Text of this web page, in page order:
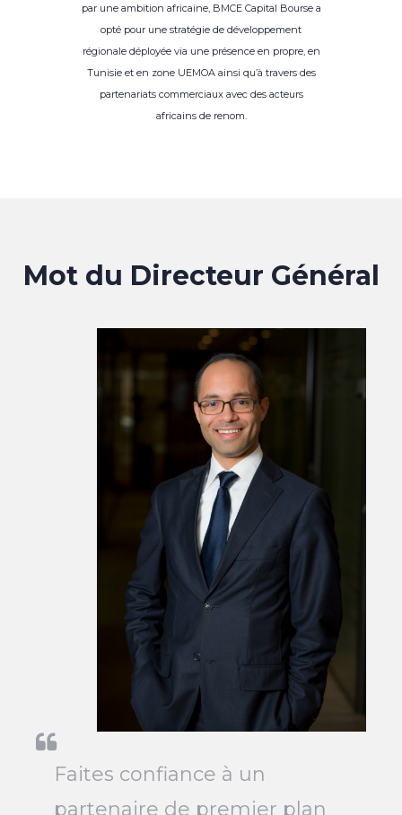
par une ambition africaine, BMCE Capital Bourse a
opté pour une stratégie de développement
régionale déployée via une présence en propre, en
Tunisie et en zone UEMOA ainsi qu’à travers des
partenariats commerciaux avec des acteurs
africains de renom.
Mot du Directeur Général
Faites confiance à un
partenaire de premier plan